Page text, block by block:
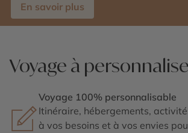
En savoir plus
Voyage à
Voyage 100% personnalisable
Itinéraire, hébergements,
à vos besoins et à vos envies